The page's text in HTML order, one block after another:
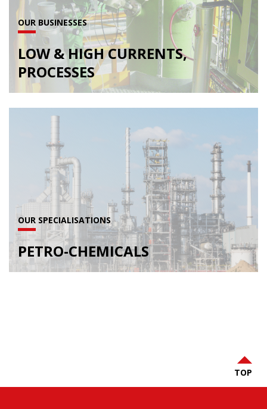
OUR BUSINESSES
LOW & HIGH CURRENTS,
PROCESSES
OUR SPECIALISATIONS
PETRO-CHEMICALS
TOP